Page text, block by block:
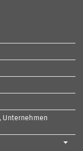
Unternehmen